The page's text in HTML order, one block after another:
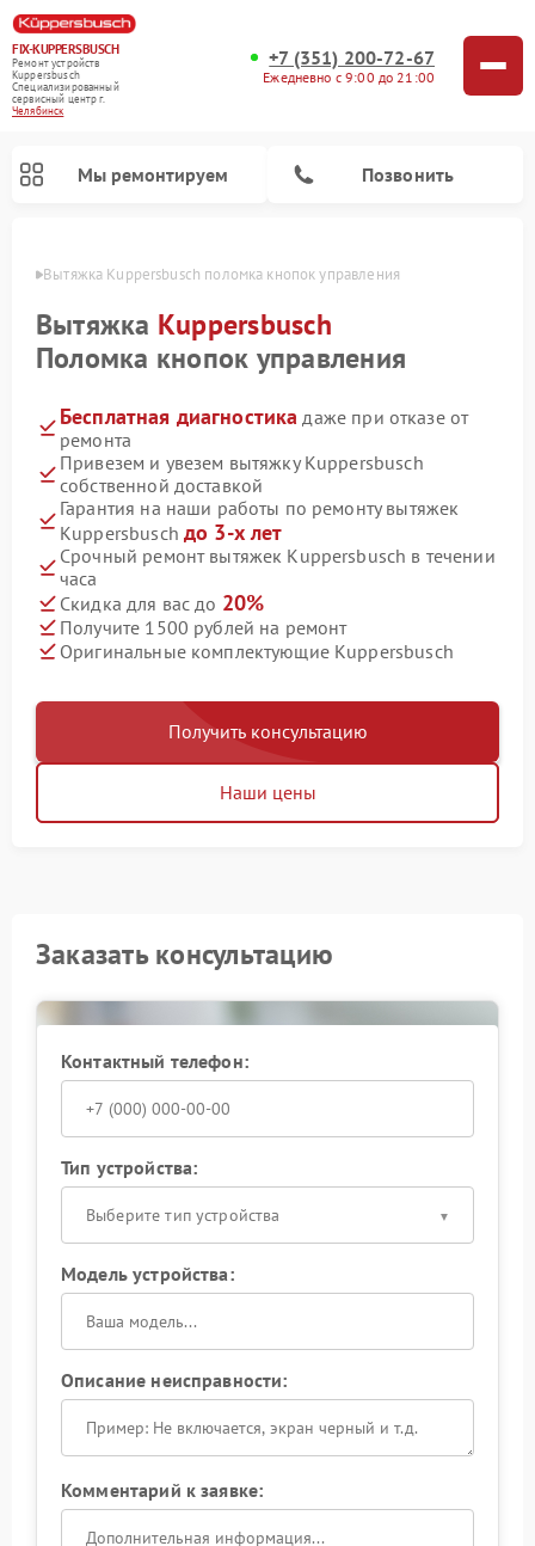
FIX-KUPPERSBUSCH
Ремонт устройств
Kuppersbusch
Специализированный
cервисный центр г.
Челябинск
+7 (351) 200-72-67
Ежедневно с 9:00 до 21:00
Мы ремонтируем Позвонить
Вытяжка Kuppersbusch поломка кнопок управления
Вытяжка Kuppersbusch
Поломка кнопок управления
Бесплатная диагностика даже при отказе от
ремонта
Привезем и увезем вытяжку Kuppersbusch
собственной доставкой
Гарантия на наши работы по ремонту вытяжек
Kuppersbusch до 3-х лет
Срочный ремонт вытяжек Kuppersbusch в течении
часа
Скидка для вас до 20%
Получите 1500 рублей на ремонт
Оригинальные комплектующие Kuppersbusch
Получить консультацию
Наши цены
Заказать консультацию
Контактный телефон:
Тип устройства:
Выберите тип устройства
Модель устройства:
Описание неисправности:
Комментарий к заявке: